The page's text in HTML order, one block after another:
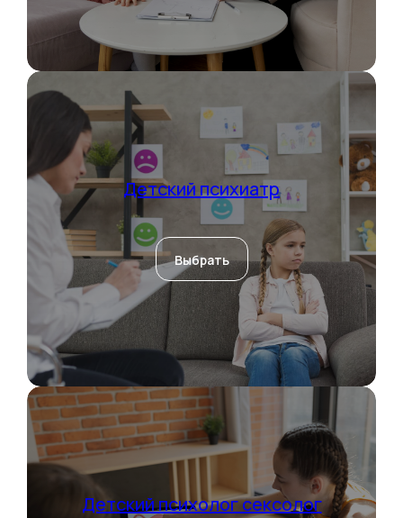
Детский психиатр
Выбрать
Детский психолог сексолог